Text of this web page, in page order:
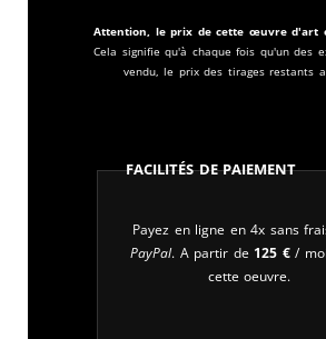
Attention, le prix de cette œuvre d'art
Cela signifie qu'à chaque fois qu'un des
vendu, le prix des tirages restants
Facilités de paiement
Payez en ligne en 4x sans
PayPal. A partir de 125 €/
cette oeuvre.